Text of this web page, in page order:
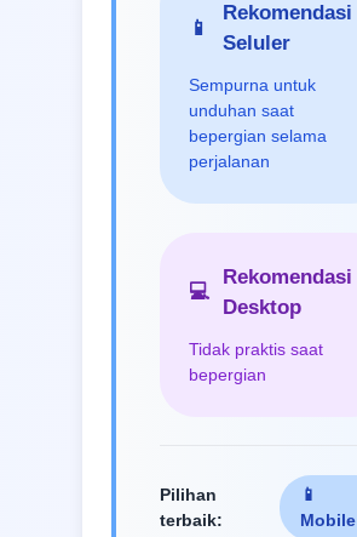
📱
Rekomendasi
Seluler
Sempurna untuk
unduhan saat
bepergian selama
perjalanan
💻
Rekomendasi
Desktop
Tidak praktis saat
bepergian
Pilihan
terbaik:
📱
Mobile